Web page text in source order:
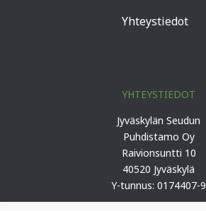
Yhteystiedot
YHTEYSTIEDOT
Jyväskylän Seudun
Puhdistamo Oy
Raivionsuntti 10
40520 Jyväskylä
Y-tunnus: 0174407-9